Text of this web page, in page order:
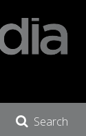
Search